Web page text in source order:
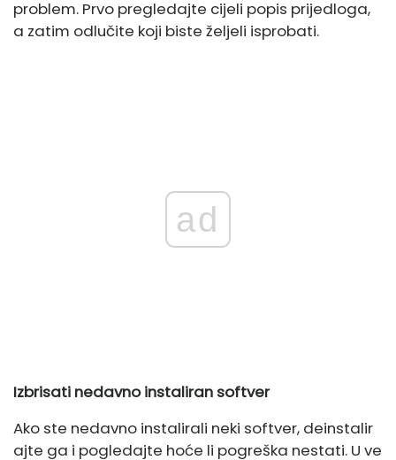
problem. Prvo pregledajte cijeli popis prijedloga,
a zatim odlučite koji biste željeli isprobati.
ad
Izbrisati nedavno instaliran softver
Ako ste nedavno instalirali neki softver, deinstalir
ajte ga i pogledajte hoće li pogreška nestati. U ve